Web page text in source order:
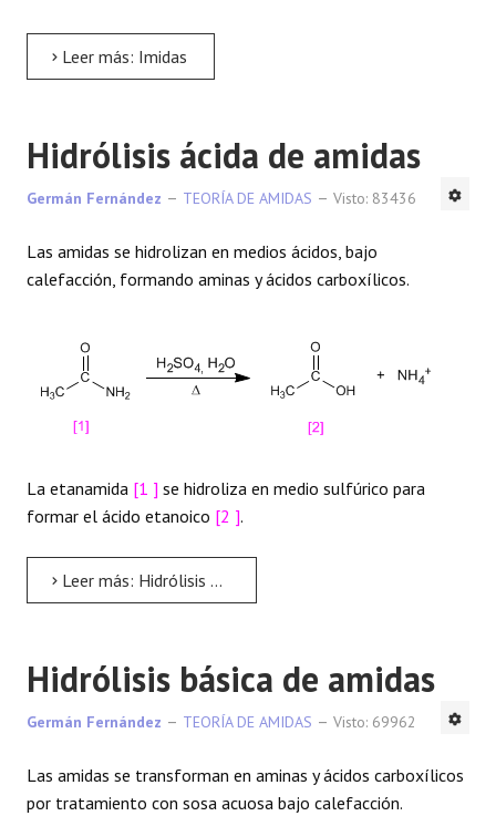
Leer más: Imidas
Hidrólisis ácida de amidas
Germán Fernández TEORÍA DE AMIDAS Visto: 83436
Las amidas se hidrolizan en medios ácidos, bajo
calefacción, formando aminas y ácidos carboxílicos.
La etanamida [1 ] se hidroliza en medio sulfúrico para
formar el ácido etanoico [2 ].
Leer más: Hidrólisis ácida de amidas
Hidrólisis básica de amidas
Germán Fernández TEORÍA DE AMIDAS Visto: 69962
Las amidas se transforman en aminas y ácidos carboxílicos
por tratamiento con sosa acuosa bajo calefacción.